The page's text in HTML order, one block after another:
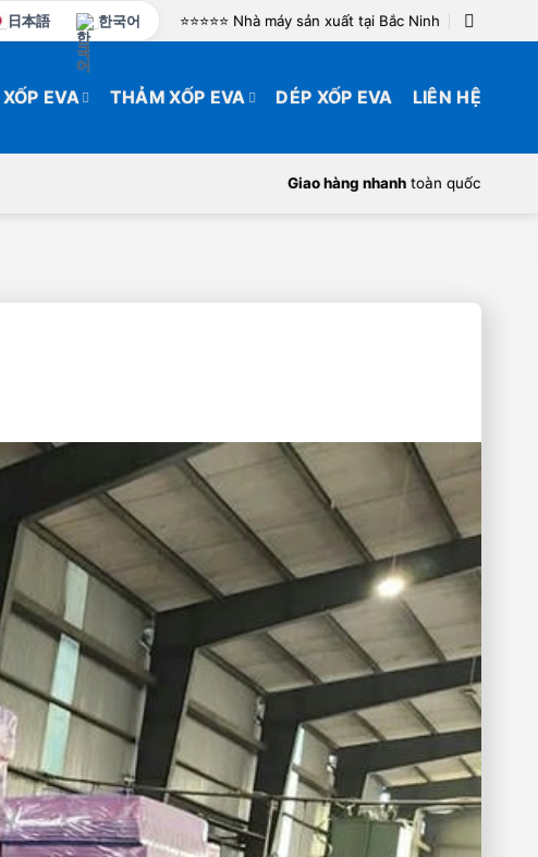
日本語 한국어 ⭐️⭐️⭐️⭐️⭐️ Nhà máy sản xuất tại Bắc Ninh
XỐP EVA THẢM XỐP EVA DÉP XỐP EVA LIÊN HỆ
Giao hàng nhanh toàn quốc